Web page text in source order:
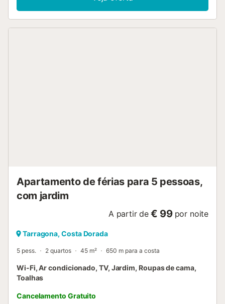
Apartamento de férias para 5 pessoas,
com jardim
A partir de € 99 por noite
Tarragona, Costa Dorada
5 pess. 2 quartos 45 m² 650 m para a costa
Wi-Fi, Ar condicionado, TV, Jardim, Roupas de cama,
Toalhas
Cancelamento Gratuito